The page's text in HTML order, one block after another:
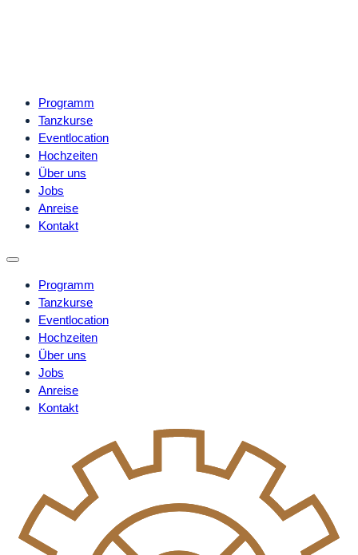
Programm
Tanzkurse
Eventlocation
Hochzeiten
Über uns
Jobs
Anreise
Kontakt
Programm
Tanzkurse
Eventlocation
Hochzeiten
Über uns
Jobs
Anreise
Kontakt